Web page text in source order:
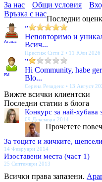
За нас Общи условия
Връзка с нас
Последни
Атанас
”
Неповторимо и
Всич...
Престиж Сити 2 • 11 Юли 2026
PM
”
Hi Community, habe
Blo...
Серена Резиденс • 13 Август
Вижте всички клиентски
Последни статии в блога
Конкурс за най-хубава
09 Декември 2014
За тоците и жичките,
14 Февруари 2014
Изоставени места (част 1)
25 Септември 2013
Прочетете
Всички права запазени.